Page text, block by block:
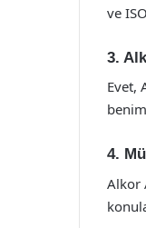
ve
3.
Evet,
4.
Alkor